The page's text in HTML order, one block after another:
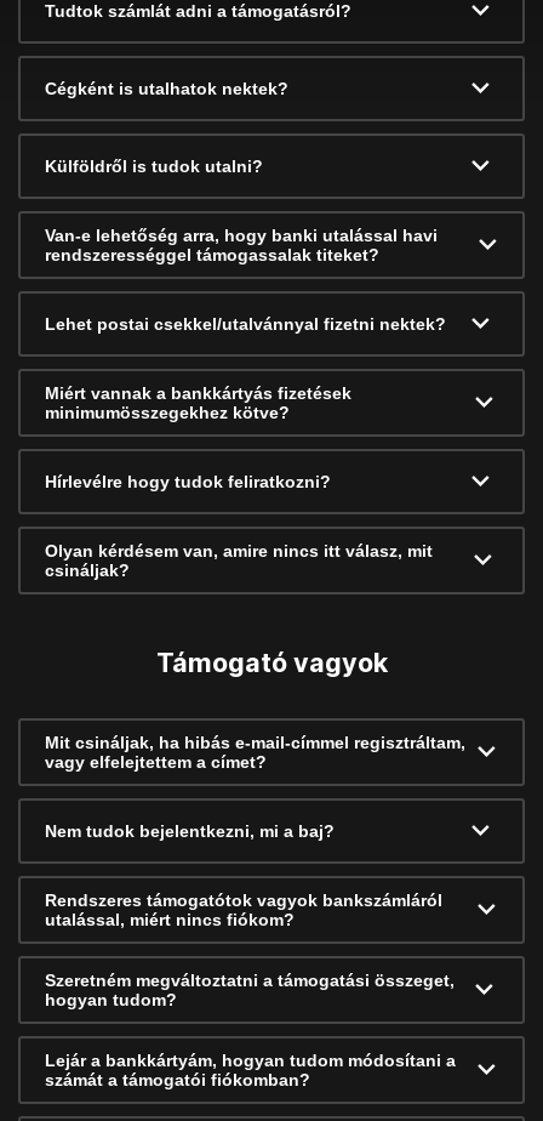
Tudtok számlát adni a támogatásról?
Cégként is utalhatok nektek?
Külföldről is tudok utalni?
Van-e lehetőség arra, hogy banki utalással havi
rendszerességgel támogassalak titeket?
Lehet postai csekkel/utalvánnyal fizetni nektek?
Miért vannak a bankkártyás fizetések
minimumösszegekhez kötve?
Hírlevélre hogy tudok feliratkozni?
Olyan kérdésem van, amire nincs itt válasz, mit
csináljak?
Támogató vagyok
Mit csináljak, ha hibás e-mail-címmel regisztráltam,
vagy elfelejtettem a címet?
Nem tudok bejelentkezni, mi a baj?
Rendszeres támogatótok vagyok bankszámláról
utalással, miért nincs fiókom?
Szeretném megváltoztatni a támogatási összeget,
hogyan tudom?
Lejár a bankkártyám, hogyan tudom módosítani a
számát a támogatói fiókomban?